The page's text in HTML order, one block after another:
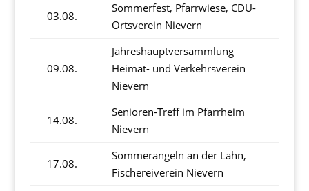
03.08.
Sommerfest, Pfarrwiese, CDU-
Ortsverein Nievern
09.08.
Jahreshauptversammlung
Heimat- und Verkehrsverein
Nievern
14.08.
Senioren-Treff im Pfarrheim
Nievern
17.08.
Sommerangeln an der Lahn,
Fischereiverein Nievern